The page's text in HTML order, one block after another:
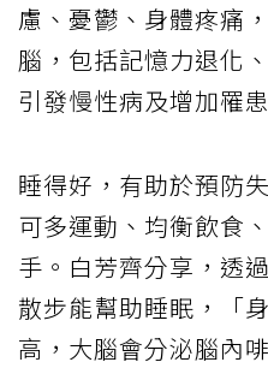
慮、憂鬱、身體疼痛
腦，包括記憶力退化
引發慢性病及增加罹
睡得好，有助於預防
可多運動、均衡飲食
手。白芳齊分享，透
散步能幫助睡眠，「
高，大腦會分泌腦內